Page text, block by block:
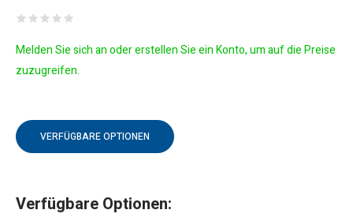
Melden Sie sich an oder erstellen Sie ein Konto, um auf die Preise
zuzugreifen.
VERFÜGBARE OPTIONEN
Verfügbare Optionen: